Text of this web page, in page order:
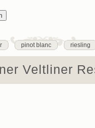
pinot blanc
riesling
Veltliner